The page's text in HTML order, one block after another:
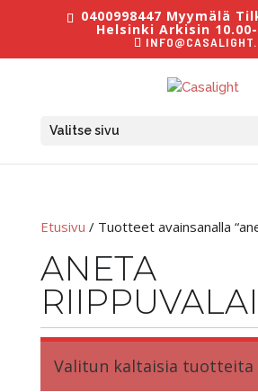
0400998447 Myymälä
Helsinki Arkisin 10.00-
Valitse sivu
Etusivu / Tuotteet avainsanalla
ANETA
Valitun kaltaisia tuotteita